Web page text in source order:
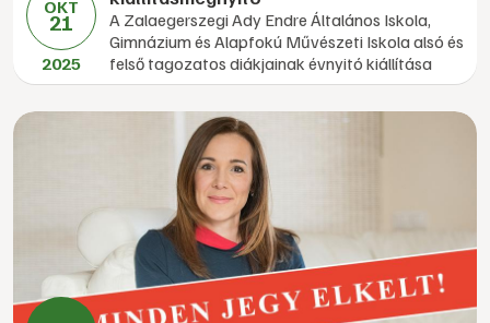
OKT
21
2025
A Zalaegerszegi Ady Endre Általános Iskola,
Gimnázium és Alapfokú Művészeti Iskola alsó és
felső tagozatos diákjainak évnyitó kiállítása